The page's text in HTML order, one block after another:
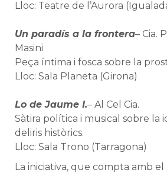
Lloc: Teatre de l’Aurora
Un paradís a la frontera– Cia.
Masini
Peça íntima i fosca sobre la
Lloc: Sala Planeta (Girona)
Lo de Jaume I.– Al Cel Cia.
Sàtira política i musical sobre la
deliris històrics.
Lloc: Sala Trono (Tarragona)
La iniciativa, que compta amb